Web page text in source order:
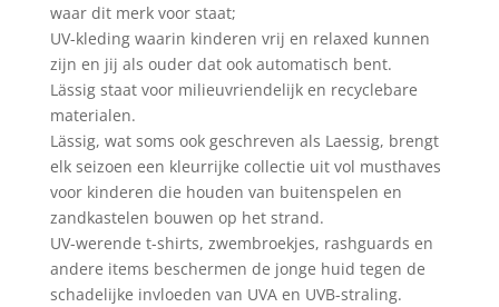
waar dit merk voor staat;
UV-kleding waarin kinderen vrij en relaxed kunnen
zijn en jij als ouder dat ook automatisch bent.
Lässig staat voor milieuvriendelijk en recyclebare
materialen.
Lässig, wat soms ook geschreven als Laessig, brengt
elk seizoen een kleurrijke collectie uit vol musthaves
voor kinderen die houden van buitenspelen en
zandkastelen bouwen op het strand.
UV-werende t-shirts, zwembroekjes, rashguards en
andere items beschermen de jonge huid tegen de
schadelijke invloeden van UVA en UVB-straling.